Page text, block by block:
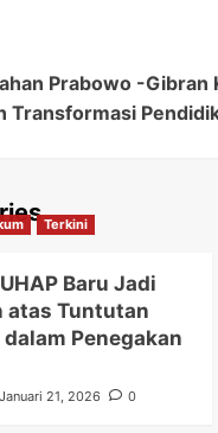
Prabowo -Gibran
Transformasi
Terkini
Baru Jadi
atas Tuntutan
Penegakan
Januari 21, 2026 0